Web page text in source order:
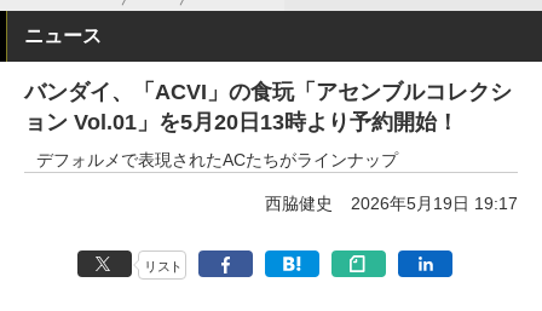
ニュース
バンダイ、「ACVI」の食玩「アセンブルコレクシ
ョン Vol.01」を5月20日13時より予約開始！
デフォルメで表現されたACたちがラインナップ
西脇健史 2026年5月19日 19:17
リスト